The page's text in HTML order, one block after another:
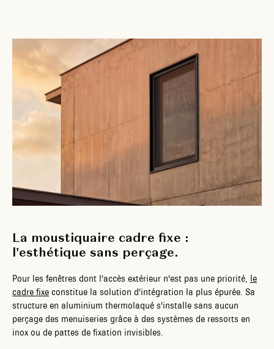
La moustiquaire cadre fixe :
l'esthétique sans perçage.
Pour les fenêtres dont l'accès extérieur n'est pas une priorité, le
cadre fixe constitue la solution d'intégration la plus épurée. Sa
structure en aluminium thermolaqué s'installe sans aucun
perçage des menuiseries grâce à des systèmes de ressorts en
inox ou de pattes de fixation invisibles.